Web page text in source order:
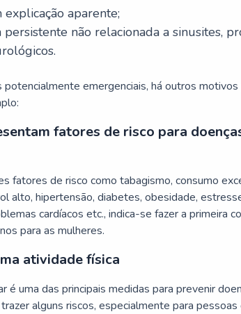
explicação aparente;
persistente não relacionada a sinusites,
emergenciais, há outros motivos
fatores de risco para
fatores de risco como tabagismo, consumo
alto, hipertensão, diabetes, obesidade,
cardíacos etc., indica-se fazer a primeira
para as mulheres.
atividade física
é uma das principais medidas para prevenir
alguns riscos, especialmente para